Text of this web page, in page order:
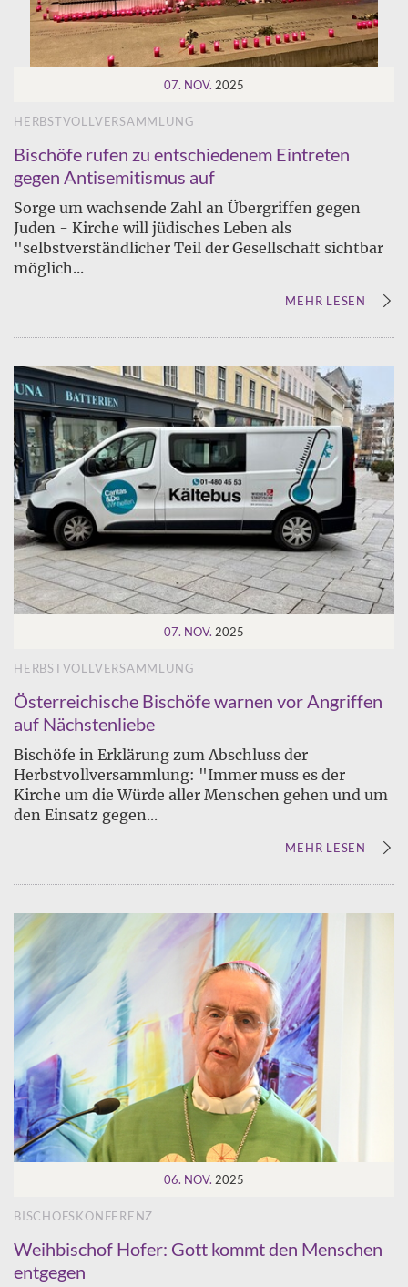
07. NOV. 2025
HERBSTVOLLVERSAMMLUNG
Bischöfe rufen zu entschiedenem Eintreten
gegen Antisemitismus auf
Sorge um wachsende Zahl an Übergriffen gegen
Juden - Kirche will jüdisches Leben als
"selbstverständlicher Teil der Gesellschaft sichtbar
möglich...
MEHR LESEN
07. NOV. 2025
HERBSTVOLLVERSAMMLUNG
Österreichische Bischöfe warnen vor Angriffen
auf Nächstenliebe
Bischöfe in Erklärung zum Abschluss der
Herbstvollversammlung: "Immer muss es der
Kirche um die Würde aller Menschen gehen und um
den Einsatz gegen...
MEHR LESEN
06. NOV. 2025
BISCHOFSKONFERENZ
Weihbischof Hofer: Gott kommt den Menschen
entgegen